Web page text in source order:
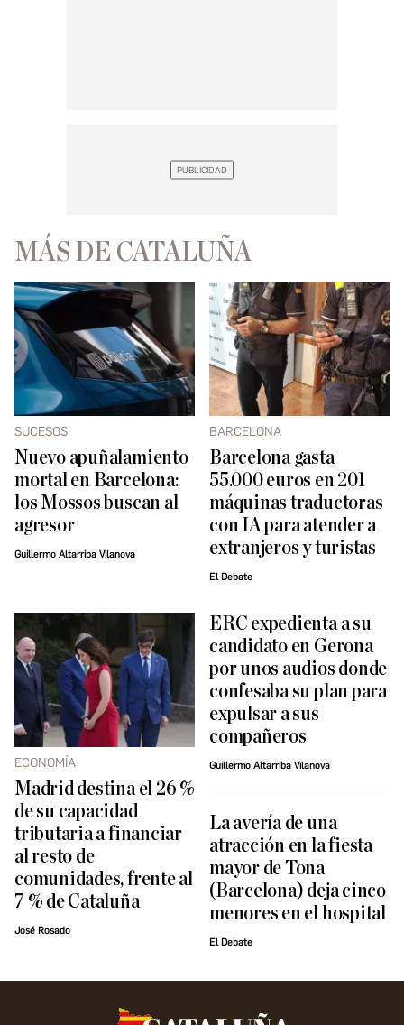
MÁS DE CATALUÑA
SUCESOS
Nuevo apuñalamiento
mortal en Barcelona:
los Mossos buscan al
agresor
Guillermo Altarriba Vilanova
BARCELONA
Barcelona gasta
55.000 euros en 201
máquinas traductoras
con IA para atender a
extranjeros y turistas
El Debate
ECONOMÍA
Madrid destina el 26 %
de su capacidad
tributaria a financiar
al resto de
comunidades, frente al
7 % de Cataluña
José Rosado
ERC expedienta a su
candidato en Gerona
por unos audios donde
confesaba su plan para
expulsar a sus
compañeros
Guillermo Altarriba Vilanova
La avería de una
atracción en la fiesta
mayor de Tona
(Barcelona) deja cinco
menores en el hospital
El Debate